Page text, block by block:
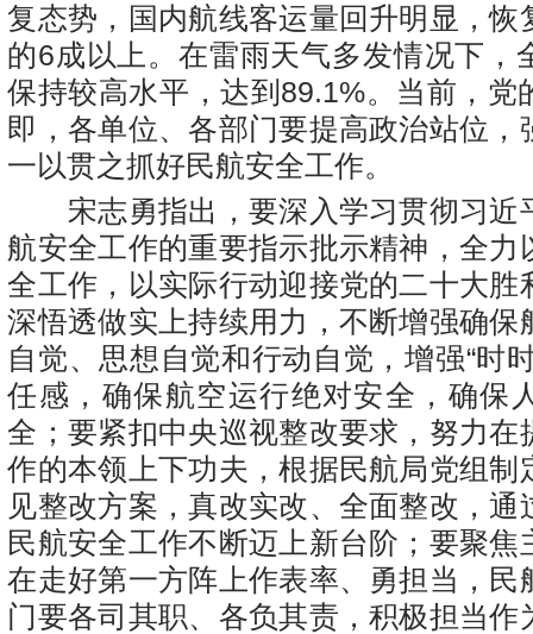
复态势，国内航线客运量回升明显，恢
的6成以上。在雷雨天气多发情况下，
保持较高水平，达到89.1%。当前，党
即，各单位、各部门要提高政治站位，
一以贯之抓好民航安全工作。
宋志勇指出，要深入学习贯彻习近
航安全工作的重要指示批示精神，全力
全工作，以实际行动迎接党的二十大胜
深悟透做实上持续用力，不断增强确保
自觉、思想自觉和行动自觉，增强“时
任感，确保航空运行绝对安全，确保
全；要紧扣中央巡视整改要求，努力在
作的本领上下功夫，根据民航局党组制
见整改方案，真改实改、全面整改，通
民航安全工作不断迈上新台阶；要聚焦
在走好第一方阵上作表率、勇担当，民
门要各司其职、各负其责，积极担当作